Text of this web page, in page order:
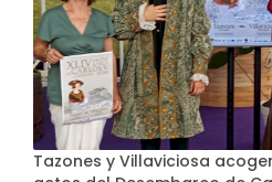
Tazones y Villaviciosa